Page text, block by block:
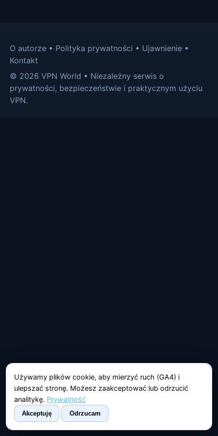
Używamy plików cookie, aby mierzyć ruch (GA4) i
ulepszać stronę. Możesz zaakceptować lub odrzucić
analitykę. Prywatność
Akceptuję Odrzucam
O autorze • Polityka prywatności • Ujawnienie •
Kontakt
© 2026 VPN World • Niezależny serwis o
prywatności, bezpieczeństwie i praktycznym użyciu
VPN.